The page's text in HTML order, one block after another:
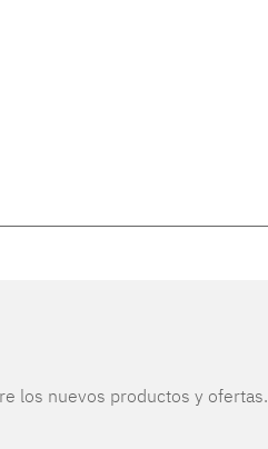
los nuevos productos y ofertas.